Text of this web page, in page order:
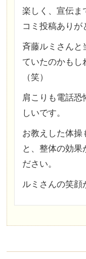
楽しく、宣伝ま
コミ投稿ありが
斉藤ルミさんと
ていたのかもし
（笑）
肩こりも電話
しいです。
お教えした体操
と、整体の効果
ださい。
ルミさんの笑顔